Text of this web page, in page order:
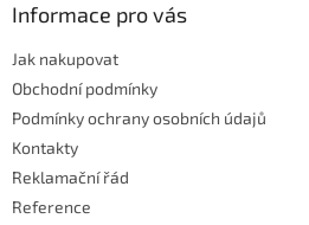
Informace pro vás
Jak nakupovat
Obchodní podmínky
Podmínky ochrany osobních údajů
Kontakty
Reklamační řád
Reference